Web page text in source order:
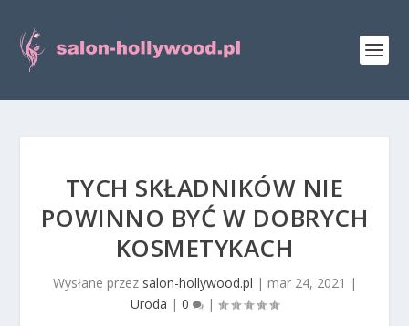
TYCH SKŁADNIKÓW NIE
POWINNO BYĆ W DOBRYCH
KOSMETYKACH
Wysłane przez salon-hollywood.pl | mar 24, 2021 |
Uroda | 0 |